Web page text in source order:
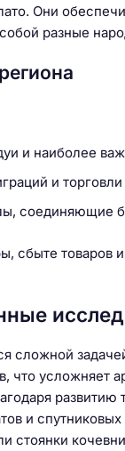
Они
разные
и наиболее
и
соединяющие
сбыте товаров
сложной
что усложняет
и
стоянки